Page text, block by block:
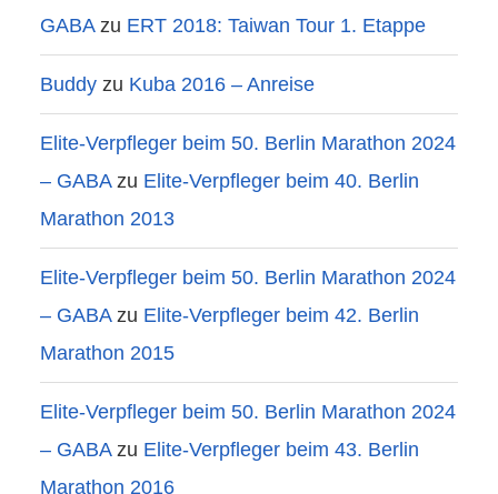
GABAzu ERT 2018: Taiwan Tour 1. Etappe
Buddy zu Kuba 2016 – Anreise
Elite-Verpfleger beim 50. Berlin Marathon 2024
– GABAzu Elite-Verpfleger beim 40. Berlin
Marathon 2013
Elite-Verpfleger beim 50. Berlin Marathon 2024
– GABAzu Elite-Verpfleger beim 42. Berlin
Marathon 2015
Elite-Verpfleger beim 50. Berlin Marathon 2024
– GABAzu Elite-Verpfleger beim 43. Berlin
Marathon 2016